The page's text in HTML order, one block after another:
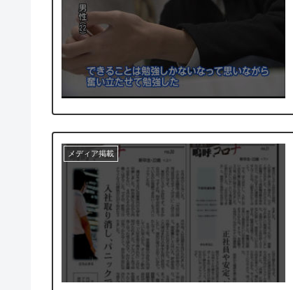
メディア掲載